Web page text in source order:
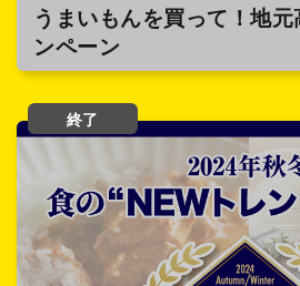
うまいもんを買って！地
ンペーン
終了